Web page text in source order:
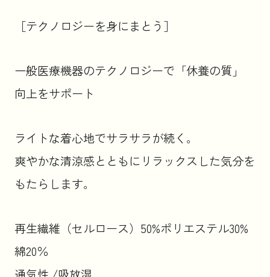
［テクノロジーを身にまとう］
一般医療機器のテクノロジーで「休養の質」
向上をサポート
ライトな着心地でサラサラが続く。
爽やかな清涼感とともにリラックスした気分を
もたらします。
再生繊維（セルロース）50%ポリエステル30%
綿20％